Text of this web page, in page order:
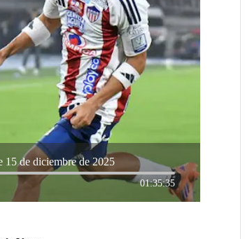
15 de diciembre de 2025
01:35:35